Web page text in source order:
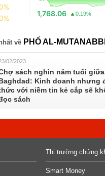
0%
0%
1,768.06 0.19%
về PHỐ AL-MUTANABBI
02/2023
sách nghìn năm tuổi
Kinh doanh nhưng
với niềm tin kẻ cắp sẽ
sách
Thị trường chứng
Smart Money